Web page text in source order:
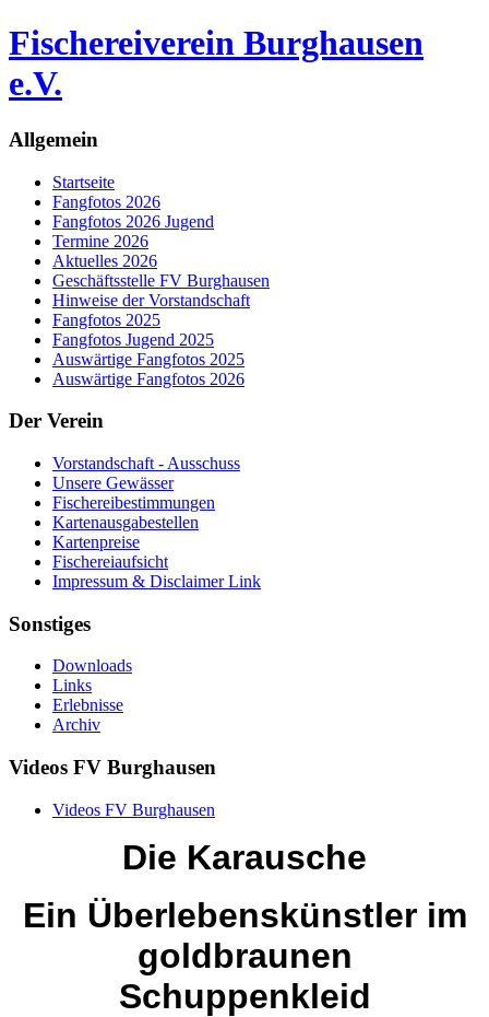
Fischereiverein Burghausen
e.V.
Allgemein
Startseite
Fangfotos 2026
Fangfotos 2026 Jugend
Termine 2026
Aktuelles 2026
Geschäftsstelle FV Burghausen
Hinweise der Vorstandschaft
Fangfotos 2025
Fangfotos Jugend 2025
Auswärtige Fangfotos 2025
Auswärtige Fangfotos 2026
Der Verein
Vorstandschaft - Ausschuss
Unsere Gewässer
Fischereibestimmungen
Kartenausgabestellen
Kartenpreise
Fischereiaufsicht
Impressum & Disclaimer Link
Sonstiges
Downloads
Links
Erlebnisse
Archiv
Videos FV Burghausen
Videos FV Burghausen
Die Karausche
Ein Überlebenskünstler im
goldbraunen
Schuppenkleid